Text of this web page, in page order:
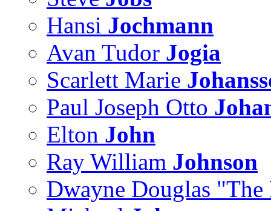
Hansi Jochmann
Avan Tudor Jogia
Scarlett Marie
Paul Joseph Otto
Elton John
Ray William Johnson
Dwayne Douglas